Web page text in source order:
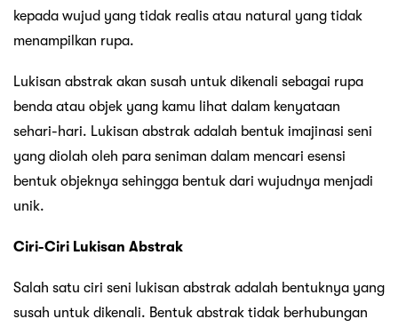
kepada wujud yang tidak realis atau natural yang tidak
menampilkan rupa.
Lukisan abstrak akan susah untuk dikenali sebagai rupa
benda atau objek yang kamu lihat dalam kenyataan
sehari-hari. Lukisan abstrak adalah bentuk imajinasi seni
yang diolah oleh para seniman dalam mencari esensi
bentuk objeknya sehingga bentuk dari wujudnya menjadi
unik.
Ciri-Ciri Lukisan Abstrak
Salah satu ciri seni lukisan abstrak adalah bentuknya yang
susah untuk dikenali. Bentuk abstrak tidak berhubungan